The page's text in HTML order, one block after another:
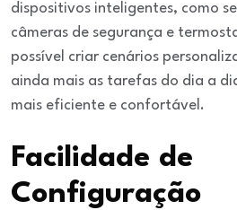
dispositivos inteligentes, como
câmeras de segurança e
possível criar cenários
ainda mais as tarefas do dia a
mais eficiente e confortável.
Facilidade de
Configuração